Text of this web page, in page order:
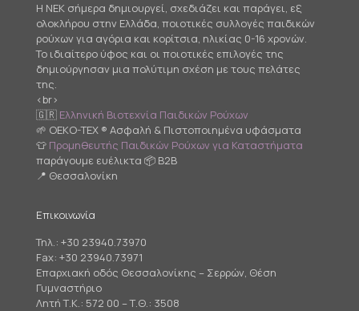
Η NEK σήμερα δημιουργεί, σχεδιάζει και παράγει, εξ
ολοκλήρου στην Ελλάδα, ποιοτικές συλλογές παιδικών
ρούχων για αγόρια και κορίτσια, ηλικίας 0-16 χρονών.
Το ιδιαίτερο ύφος και οι ποιοτικές επιλογές της
δημιούργησαν μια πολύτιμη σχέση με τους πελάτες
της.
<br>
🇬🇷 Ελληνική Βιοτεχνία Παιδικών Ρούχων
🌱 OEKO-TEX ® Ασφαλή & Πιστοποιημένα υφάσματα
👕 Προμηθευτής Παιδικών Ρούχων για Καταστήματα
παράγουμε ευέλικτα 📦 B2B
📍 Θεσσαλονίκη
Επικοινωνία
Τηλ.: +30 23940.73970
Fax: +30 23940.73971
Επαρχιακή οδός Θεσσαλονίκης – Σερρών, Θέση
Γυμναστήριο
Λητή Τ.Κ.: 572 00 – Τ.Θ.: 3508